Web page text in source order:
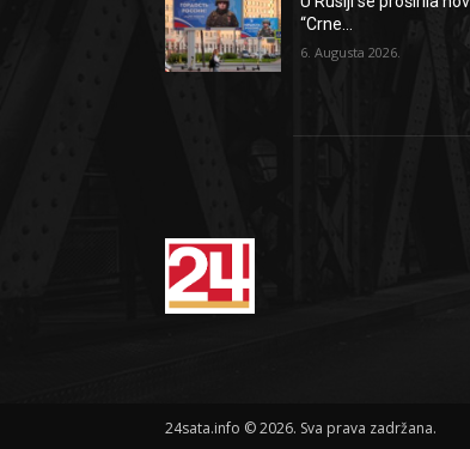
“Crne...
6. Augusta 2026.
24sata.info © 2026. Sva prava zadržana.